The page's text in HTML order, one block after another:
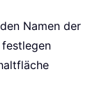
Namen der